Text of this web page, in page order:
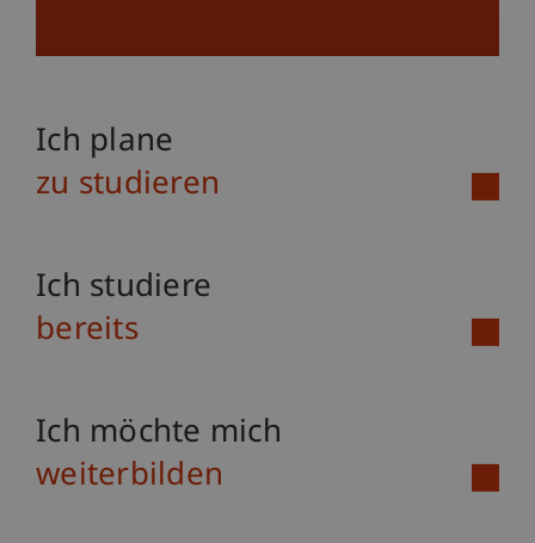
Ich plane
zu studieren
Ich studiere
bereits
Ich möchte mich
weiterbilden